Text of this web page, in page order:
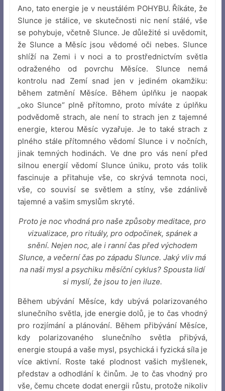
Ano, tato energie je v neustálém POHYBU. Říkáte, že
Slunce je stálice, ve skutečnosti nic není stálé, vše
se pohybuje, včetně Slunce. Je důležité si uvědomit,
že Slunce a Měsíc jsou vědomé oči nebes. Slunce
shlíží na Zemi i v noci a to prostřednictvím světla
odraženého od povrchu Měsíce. Slunce nemá
kontrolu nad Zemí snad jen v jediném okamžiku:
během zatmění Měsíce. Během úplňku je naopak
„oko Slunce“ plně přítomno, proto míváte z úplňku
podvědomě strach, ale není to strach jen z tajemné
energie, kterou Měsíc vyzařuje. Je to také strach z
plného stále přítomného vědomí Slunce i v nočních,
jinak temných hodinách. Ve dne pro vás není před
silnou energií vědomí Slunce úniku, proto vás tolik
fascinuje a přitahuje vše, co skrývá temnota noci,
vše, co souvisí se světlem a stíny, vše zdánlivě
tajemné a vašim smyslům skryté.
Proto je noc vhodná pro naše způsoby meditace, pro
vizualizace, pro rituály, pro odpočinek, spánek a
snění. Nejen noc, ale i ranní čas před východem
Slunce, a večerní čas po západu Slunce. Jaký vliv má
na naši mysl a psychiku měsíční cyklus? Spousta lidí
si myslí, že jsou to jen iluze.
Během ubývání Měsíce, kdy ubývá polarizovaného
slunečního světla, jde energie dolů, je to čas vhodný
pro rozjímání a plánování. Během přibývání Měsíce,
kdy polarizovaného slunečního světla přibývá,
energie stoupá a vaše mysl, psychická i fyzická síla je
více aktivní. Roste také plodnost vašich myšlenek,
představ a odhodlání k činům. Je to čas vhodný pro
vše, čemu chcete dodat energii růstu, protože nikoliv